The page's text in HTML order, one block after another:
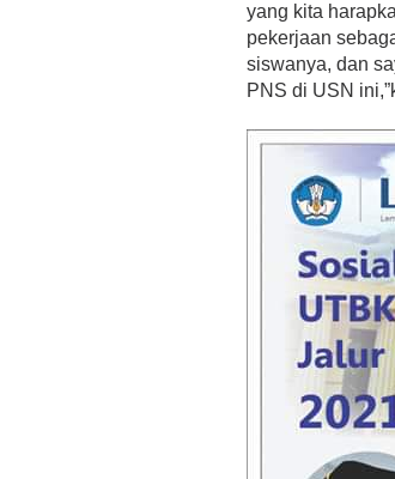
yang kita
pekerjaan
siswanya, dan
PNS di USN